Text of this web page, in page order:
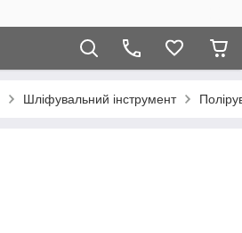
Шліфувальний інструмент